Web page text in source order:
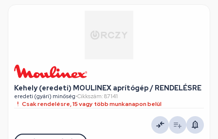
Kehely (eredeti) MOULINEX aprítógép / RENDELÉSRE
eredeti (gyári) minőség•Cikkszám: 87141
Csak rendelésre, 15 vagy több munkanapon belül